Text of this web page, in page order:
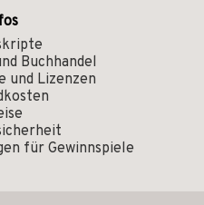
Buchhandel
und Lizenzen
für Gewinnspiele